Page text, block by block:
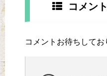
コメント
コメントお待ちして